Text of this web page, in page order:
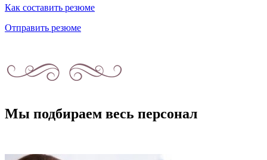
Как составить резюме
Отправить резюме
Мы подбираем весь персонал